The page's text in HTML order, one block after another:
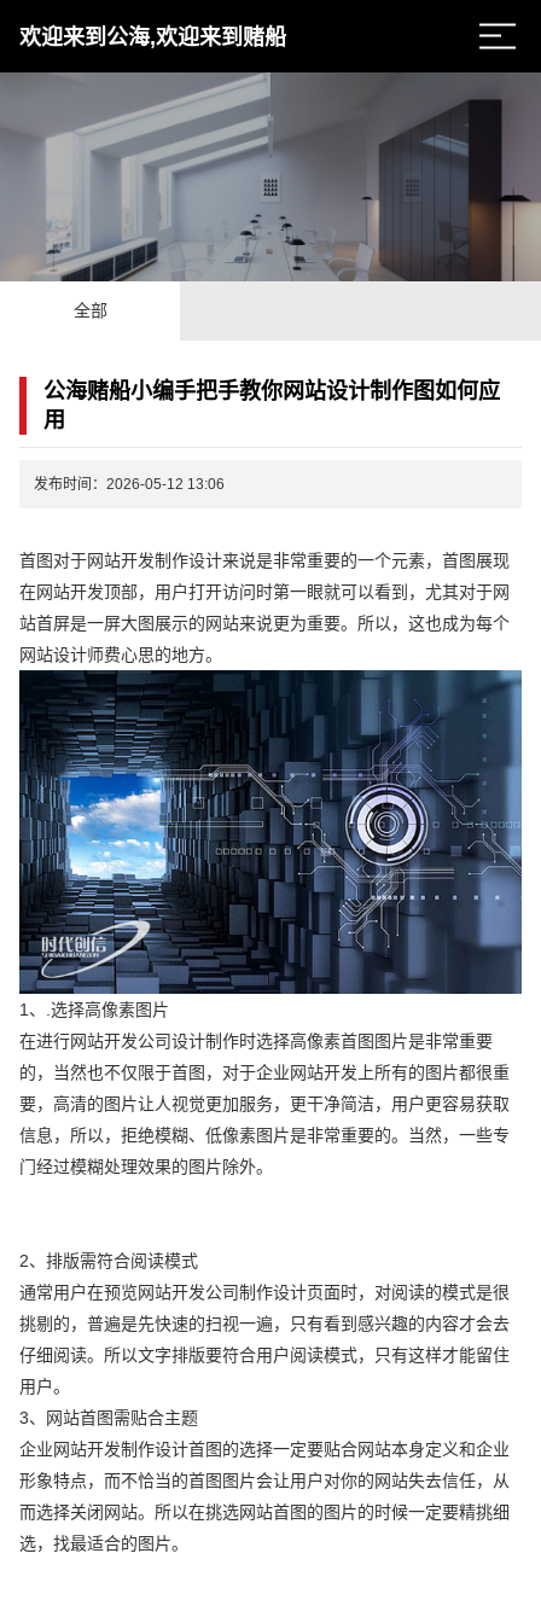
欢迎来到公海,欢迎来到赌船
全部
公海赌船小编手把手教你网站设计制作图如何应
用
发布时间：2026-05-12 13:06
首图对于网站开发制作设计来说是非常重要的一个元素，首图展现
在网站开发顶部，用户打开访问时第一眼就可以看到，尤其对于网
站首屏是一屏大图展示的网站来说更为重要。所以，这也成为每个
网站设计师费心思的地方。
1、.选择高像素图片
在进行网站开发公司设计制作时选择高像素首图图片是非常重要
的，当然也不仅限于首图，对于企业网站开发上所有的图片都很重
要，高清的图片让人视觉更加服务，更干净简洁，用户更容易获取
信息，所以，拒绝模糊、低像素图片是非常重要的。当然，一些专
门经过模糊处理效果的图片除外。
2、排版需符合阅读模式
通常用户在预览网站开发公司制作设计页面时，对阅读的模式是很
挑剔的，普遍是先快速的扫视一遍，只有看到感兴趣的内容才会去
仔细阅读。所以文字排版要符合用户阅读模式，只有这样才能留住
用户。
3、网站首图需贴合主题
企业网站开发制作设计首图的选择一定要贴合网站本身定义和企业
形象特点，而不恰当的首图图片会让用户对你的网站失去信任，从
而选择关闭网站。所以在挑选网站首图的图片的时候一定要精挑细
选，找最适合的图片。